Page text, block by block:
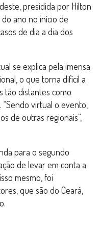
presidida por Hilton
ano no início de
de dia a dia dos
se explica pela imensa
o que torna difícil a
tão distantes como
virtual o evento,
de outras regionais”,
para o segundo
de levar em conta a
mesmo, foi
que são do Ceará,